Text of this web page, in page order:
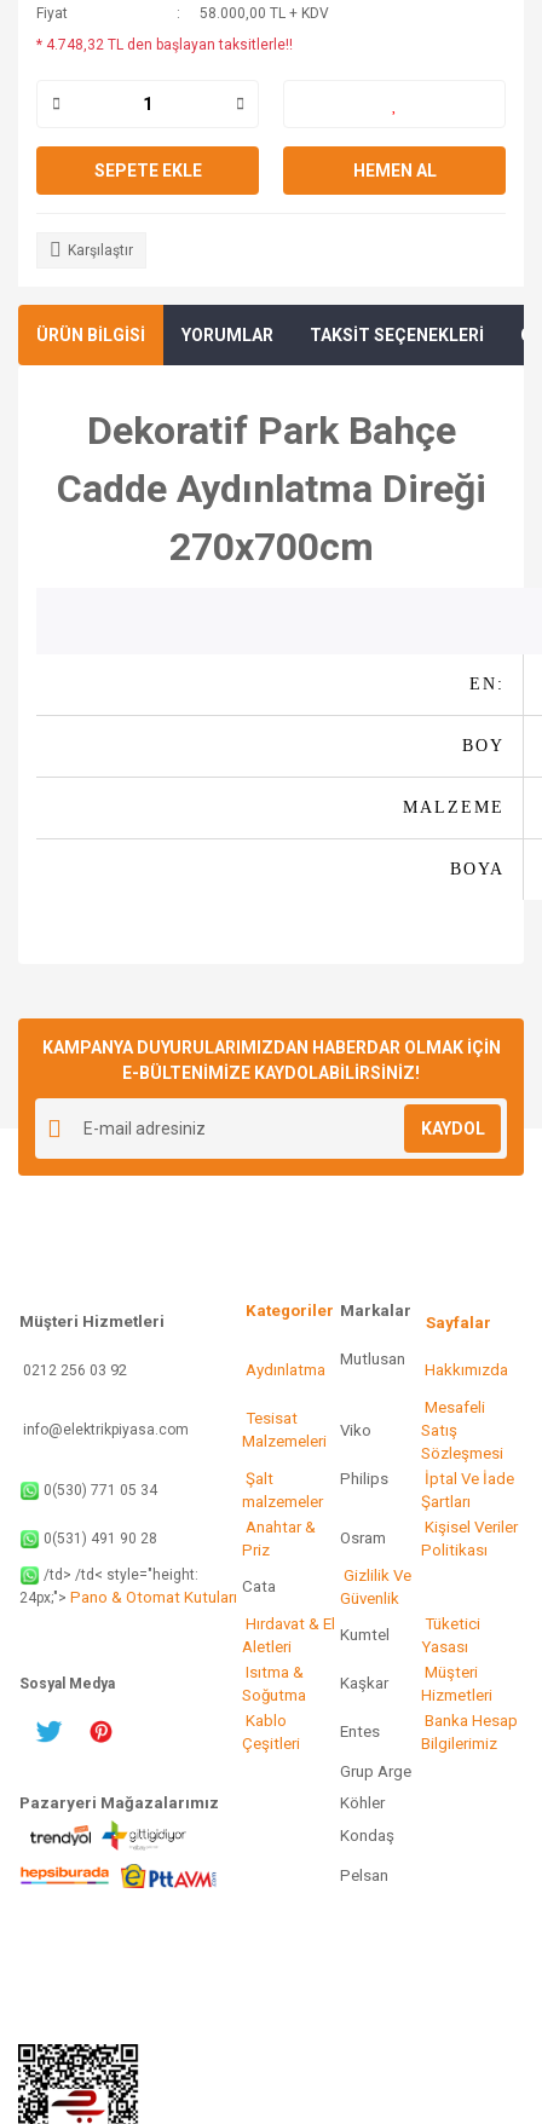
Fiyat
58.000,00 TL + KDV
* 4.748,32 TL den başlayan taksitlerle!!
SEPETE EKLE HEMEN AL
Karşılaştır
ÜRÜN BİLGİSİ YORUMLAR TAKSİT SEÇENEKLERİ
Dekoratif Park Bahçe
Cadde Aydınlatma Direği
270x700cm
EN:
BOY
MALZEME
BOYA
Yorum Yaz
kullanarak tarafımıza iletebilirsiniz.
Görüş ve önerileriniz için teşekkür ederiz.
Ürün resmi kalitesiz, bozuk veya görüntülenemiyor.
Ürün açıklamasında eksik bilgiler bulunuyor.
Ürün bilgilerinde hatalar bulunuyor.
KAMPANYA DUYURULARIMIZDAN HABERDAR OLMAK İÇİN
E-BÜLTENİMİZE KAYDOLABİLİRSİNİZ!
KAYDOL
Müşteri Hizmetleri
Kategoriler Markalar
Sayfalar
0212 256 03 92 Aydınlatma
Mutlusan
Hakkımızda
info@elektrikpiyasa.com
Tesisat
Malzemeleri
Viko
Mesafeli
Satış
Sözleşmesi
0(530) 771 05 34
Şalt
malzemeler
Philips
İptal Ve İade
Şartları
0(531) 491 90 28
Anahtar &
Priz
Osram
Kişisel Veriler
Politikası
/td> /td< style="height:
24px;"> Pano & Otomat Kutuları
Cata
Gizlilik Ve
Güvenlik
Hırdavat & El
Aletleri
Kumtel
Tüketici
Yasası
Sosyal Medya
Isıtma &
Soğutma
Kaşkar
Müşteri
Hizmetleri
Kablo
Çeşitleri
Entes
Banka Hesap
Bilgilerimiz
Grup Arge
Pazaryeri Mağazalarımız
Köhler
Kondaş
Pelsan